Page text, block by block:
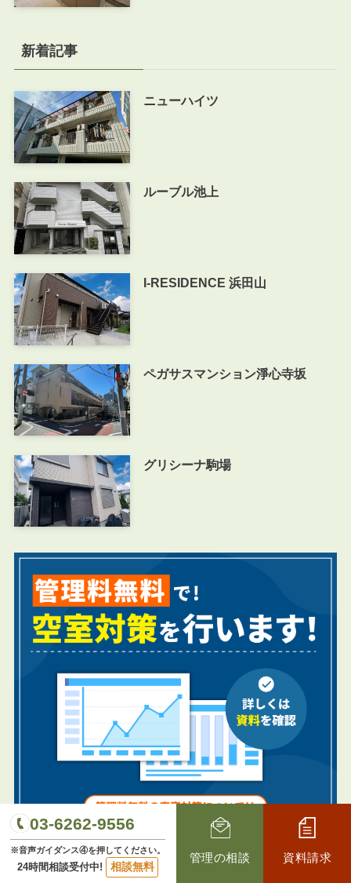
新着記事
ニューハイツ
ルーブル池上
I-RESIDENCE 浜田山
ペガサスマンション淨心寺坂
グリシーナ駒場
03-6262-9556
※音声ガイダンス④を押してください。
24時間相談受付中! 相談無料
管理の相談 資料請求